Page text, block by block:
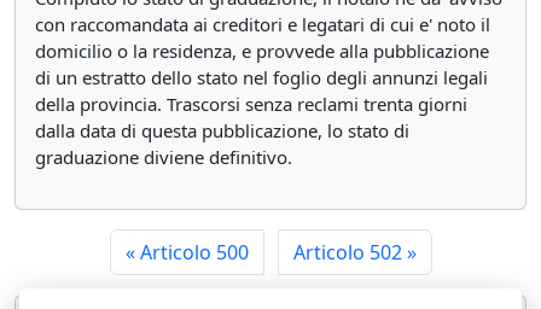
con raccomandata ai creditori e legatari di cui e' noto il
domicilio o la residenza, e provvede alla pubblicazione
di un estratto dello stato nel foglio degli annunzi legali
della provincia. Trascorsi senza reclami trenta giorni
dalla data di questa pubblicazione, lo stato di
graduazione diviene definitivo.
«Articolo 500 Articolo 502»